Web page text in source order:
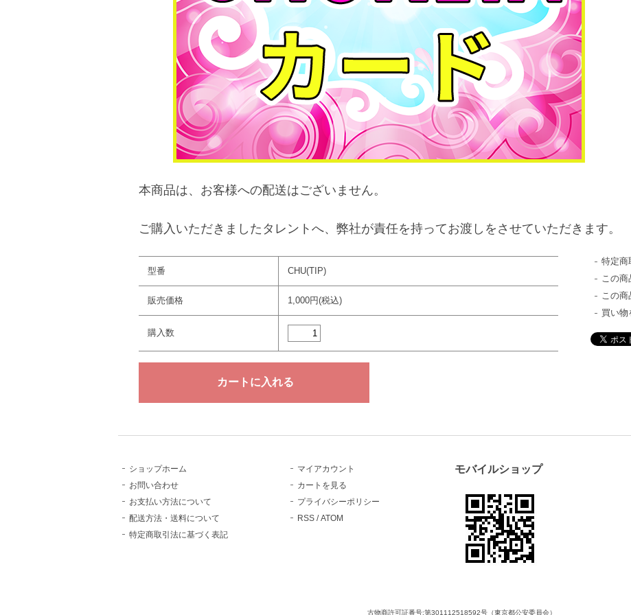
本商品は、お客様への配送はございません。
ご購入いただきましたタレントへ、弊社が責任を持ってお渡しをさせていただきます。
型番 CHU(TIP)
販売価格 1,000円(税込)
購入数
特定商
この
この商
買い物
ショップホーム
お問い合わせ
お支払い方法について
配送方法・送料について
特定商取引法に基づく表記
マイアカウント
カートを見る
プライバシーポリシー
RSS /ATOM
モバイルショップ
古物商許可証番号:第301112518592号（東京都公安委員会）